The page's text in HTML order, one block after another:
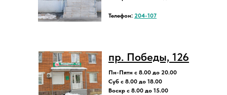
Телефон: 204-107
пр. Победы, 126
Пн-Пятн с 8.00 до 20.00
Суб с 8.00 до 18.00
Воскр с 8.00 до 15.00